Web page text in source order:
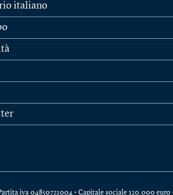
italiano
iva 04850721004 • Capitale sociale 120.000 euro